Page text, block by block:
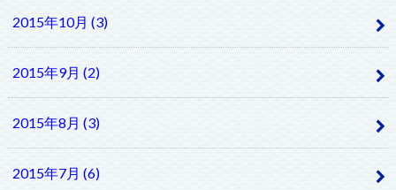
2015年10月 (3)
2015年9月 (2)
2015年8月 (3)
2015年7月 (6)